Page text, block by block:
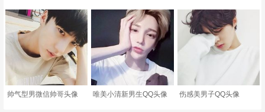
帅气型男微信帅哥头像 唯美小清新男生QQ头像 伤感美男子QQ头像